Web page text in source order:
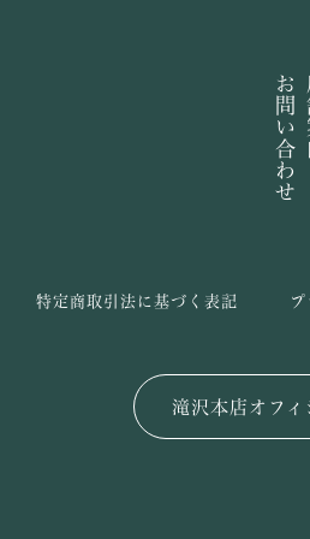
お問い合わせ
滝沢本店オフィ
特定商取引法に基づく表記